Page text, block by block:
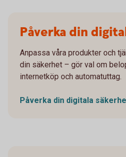
Påverka din
Anpassa våra produkter och
din säkerhet – gör val om
internetköp och automatuttag.
Påverka din digitala